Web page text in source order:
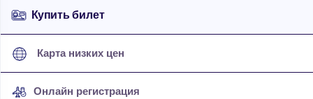
Купить билет
Карта низких цен
Онлайн регистрация